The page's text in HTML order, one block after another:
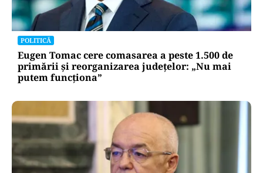
POLITICĂ
Eugen Tomac cere comasarea a peste 1.500 de
primării și reorganizarea județelor: „Nu mai
putem funcționa”